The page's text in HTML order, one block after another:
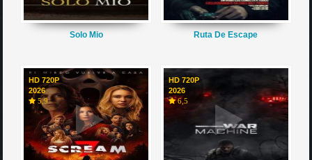
Solo Mio Ruta De Escape
HD 720P
2026
5,9
HD 720P
2026
6,5